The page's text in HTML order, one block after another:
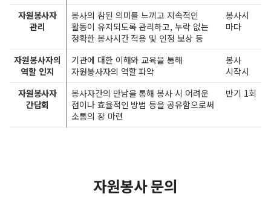
자원봉사자
관리
봉사의 참된 의미를 느끼고 지속적인
활동이 유지되도록 관리하고, 누락 없는
정확한 봉사시간 적용 및 인정 보상 등
봉사시
마다
자원봉사자의
역할 인지
기관에 대한 이해와 교육을 통해
자원봉사자의 역할 파악
봉사
시작시
자원봉사자
간담회
봉사자간의 만남을 통해 봉사 시 어려운
점이나 효율적인 방법 등을 공유함으로써
소통의 장 마련
반기 1회
자원봉사 문의